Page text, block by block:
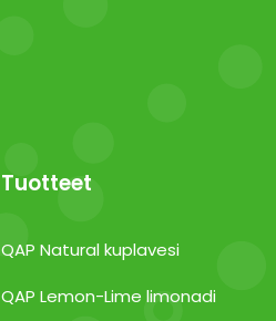
Tuotteet
QAP Natural kuplavesi
QAP Lemon-Lime limonadi